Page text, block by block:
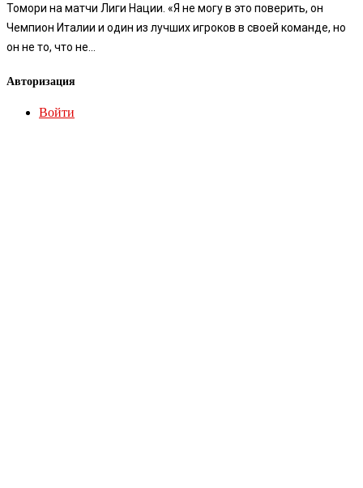
Томори на матчи Лиги Нации. «Я не могу в это поверить, он
Чемпион Италии и один из лучших игроков в своей команде, но
он не то, что не...
Авторизация
Войти